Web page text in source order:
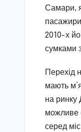
Самари,
2010-х
сумками
Перехід
мають
на ринку
можливе
серед